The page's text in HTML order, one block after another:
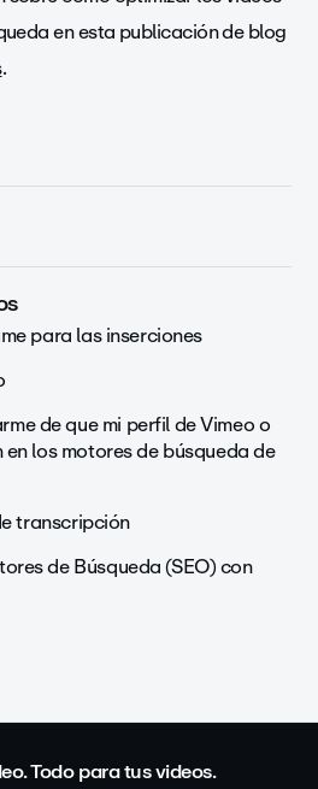
en esta publicación de blog
.
para las inserciones
de que mi perfil de Vimeo o
los motores de búsqueda de
transcripción
de Búsqueda (SEO) con
Todo para tus videos.